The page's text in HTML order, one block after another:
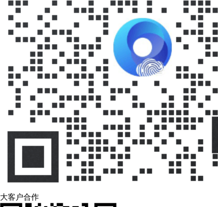
大客户合作